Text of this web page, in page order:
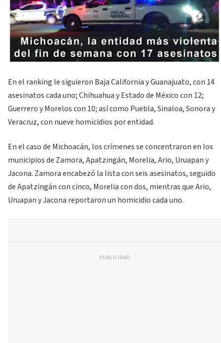
En el ranking le siguieron Baja California y Guanajuato, con 14
asesinatos cada uno; Chihuahua y Estado de México con 12;
Guerrero y Morelos con 10; así como Puebla, Sinaloa, Sonora y
Veracruz, con nueve homicidios por entidad.
En el caso de Michoacán, los crímenes se concentraron en los
municipios de Zamora, Apatzingán, Morelia, Ario, Uruapan y
Jacona. Zamora encabezó la lista con seis asesinatos, seguido
de Apatzingán con cinco, Morelia con dos, mientras que Ario,
Uruapan y Jacona reportaron un homicidio cada uno.
PUBLICIDAD